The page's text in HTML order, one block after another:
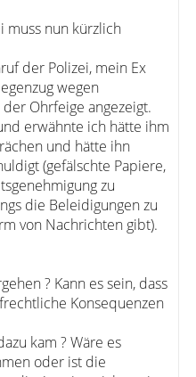
muss nun kürzlich
der Polizei, mein Ex
wegen
Ohrfeige angezeigt.
erwähnte ich hätte ihm
und hätte ihn
(gefälschte Papiere,
zu
die Beleidigungen zu
von Nachrichten gibt).
? Kann es sein, dass
Konsequenzen
kam ? Wäre es
oder ist die